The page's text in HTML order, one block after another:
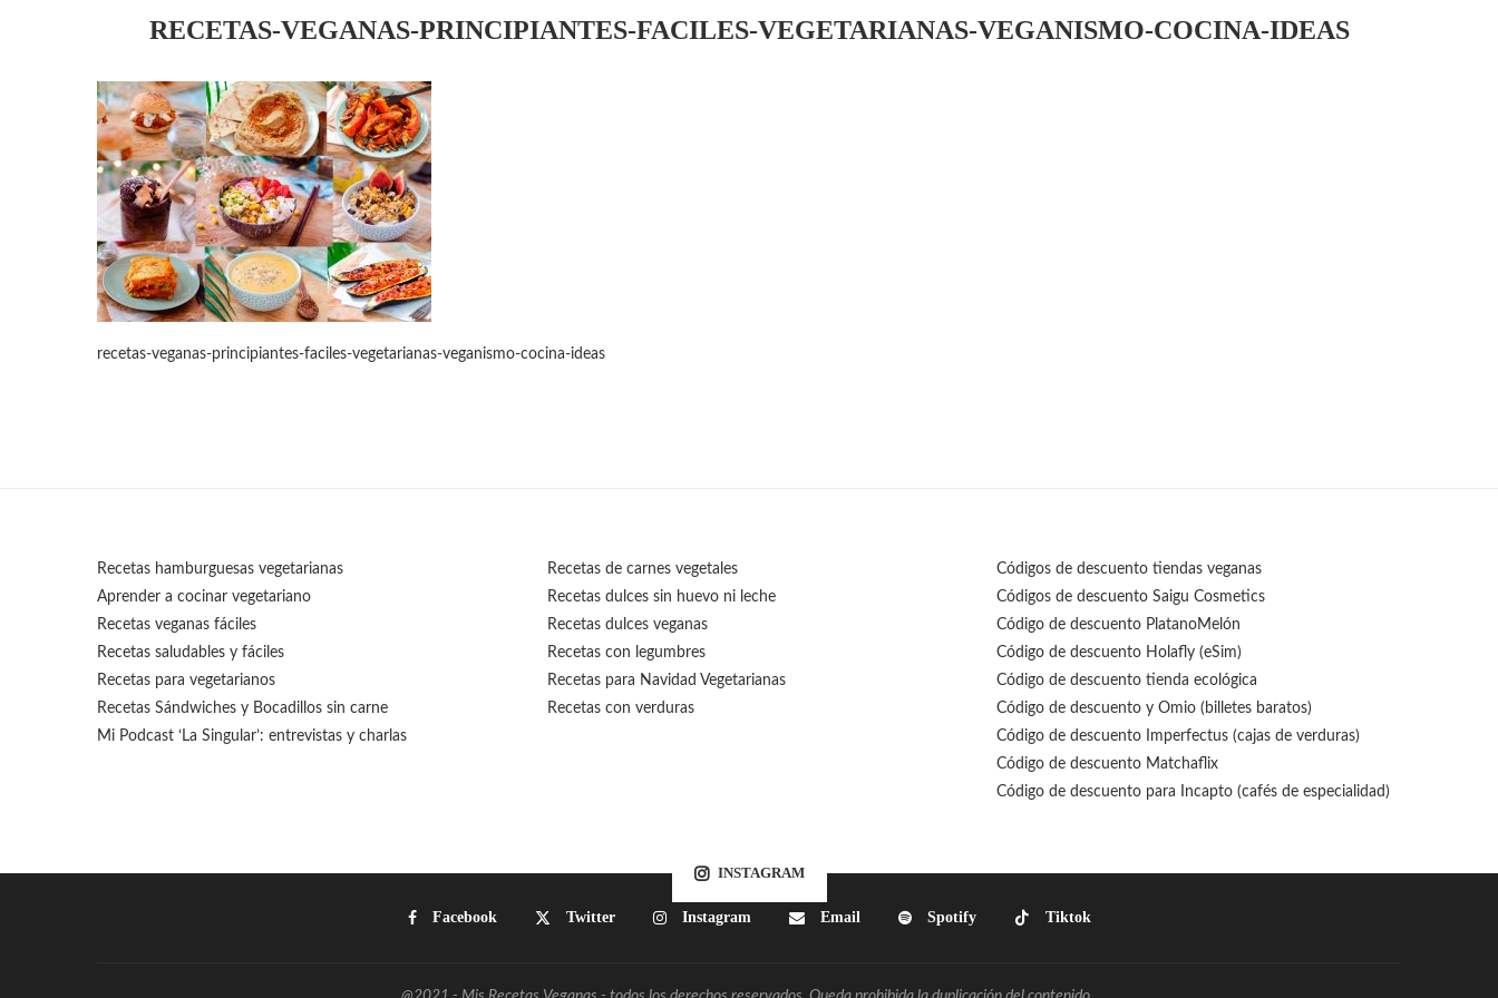
RECETAS-VEGANAS-PRINCIPIANTES-FACILES-VEGETARIANAS-VEGANISMO-COCINA-IDEAS
recetas-veganas-principiantes-faciles-vegetarianas-veganismo-cocina-ideas
Recetas hamburguesas vegetarianas
Aprender a cocinar vegetariano
Recetas veganas fáciles
Recetas saludables y fáciles
Recetas para vegetarianos
Recetas Sándwiches y Bocadillos sin carne
Mi Podcast ‘La Singular’: entrevistas y charlas
Recetas de carnes vegetales
Recetas dulces sin huevo ni leche
Recetas dulces veganas
Recetas con legumbres
Recetas para Navidad Vegetarianas
Recetas con verduras
Códigos de descuento tiendas veganas
Códigos de descuento Saigu Cosmetics
Código de descuento PlatanoMelón
Código de descuento Holafly (eSim)
Código de descuento tienda ecológica
Código de descuentoy Omio (billetes baratos)
Código de descuento Imperfectus (cajas de verduras)
Código de descuento Matchaflix
Código de descuento para Incapto (cafés de especialidad)
INSTAGRAM
Facebook Twitter Instagram Email Spotify Tiktok